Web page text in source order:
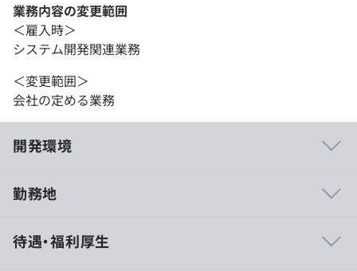
業務内容の変更範囲
＜雇入時＞
システム開発関連業務
＜変更範囲＞
会社の定める業務
開発環境
め、使い勝手のよいPCを選択いただけます。
勤務地
待遇・福利厚生